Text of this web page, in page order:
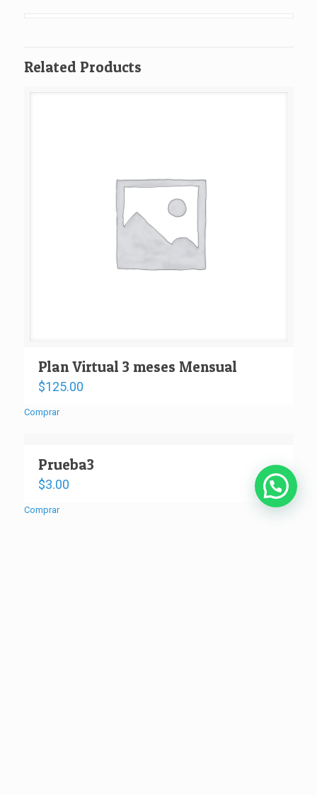
INVERSION
cantidad
Related Products
Plan Virtual 3 meses Mensual
$125.00
Comprar
Prueba3
$3.00
Comprar